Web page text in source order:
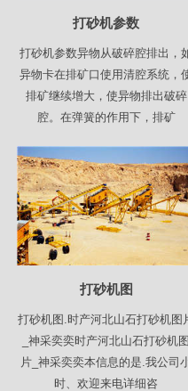
打砂机参数
打砂机参数异物从破碎腔排出，
异物卡在排矿口使用清腔系统，
排矿继续增大，使异物排出破碎
腔。在弹簧的作用下，排矿
打砂机图
打砂机图.时产河北山石打砂机图
_神采奕奕时产河北山石打砂机图
片_神采奕奕本信息的是.我公司
时、欢迎来电详细咨